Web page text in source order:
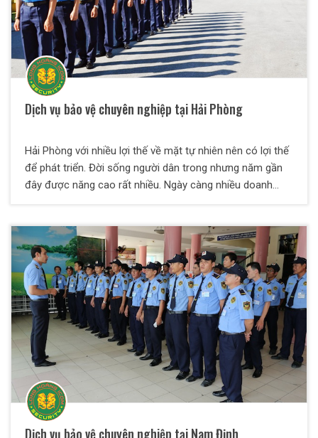
Dịch vụ bảo vệ chuyên nghiệp tại Hải Phòng
Hải Phòng với nhiều lợi thế về mặt tự nhiên nên có lợi thế
để phát triển. Đời sống người dân trong nhưng năm gần
đây được năng cao rất nhiều. Ngày càng nhiều doanh
thì tạo điều kiện phát triển về kinh tế cho Hải Phòng.
Nhưng bên cạnh đó cũng có mặt trái về các tệ nạn xã
hội, trộm cắp diễn ra nhiều bên trong khu công nghiệp.
Rất khó kiểm soát được hoạt động đảm bảo an toàn cho
người và tài sản bên trong. Nhiều đối tượng lợi dụng sơ
hở để tiến hành các hành vi vi phạm khác nhau. Dịch vụ
bảo vệ chuyên nghiệp tại Hải Phòng ra đời là như vậy.
Dịch vụ bảo vệ chuyên nghiệp tại Nam Định